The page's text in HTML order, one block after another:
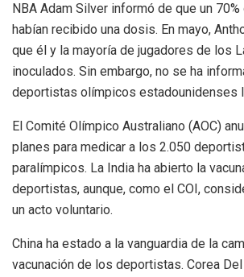
NBA Adam Silver informó de que un
habían recibido una dosis. En mayo,
que él y la mayoría de jugadores de los
inoculados. Sin embargo, no se ha
deportistas olímpicos estadounidenses
El Comité Olímpico Australiano (AOC)
planes para medicar a los 2.050
paralímpicos. La India ha abierto la
deportistas, aunque, como el COI,
un acto voluntario.
China ha estado a la vanguardia de la
vacunación de los deportistas. Corea